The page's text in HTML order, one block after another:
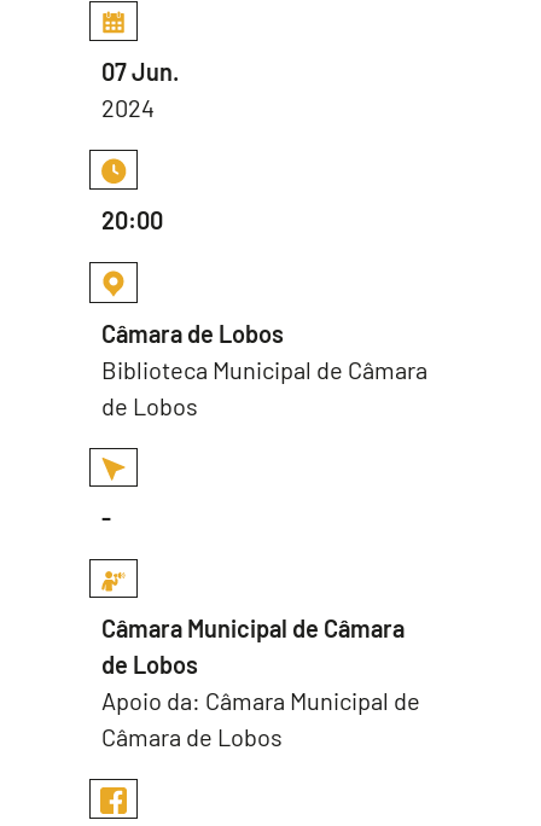
07 Jun.
2024
20:00
Câmara de Lobos
Biblioteca Municipal de Câmara
de Lobos
-
Câmara Municipal de Câmara
de Lobos
Apoio da: Câmara Municipal de
Câmara de Lobos